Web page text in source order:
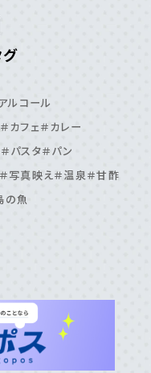
＃天⽂館周辺
＃鹿児島駅周辺
ルコール
＃カフェ＃カレー
＃パスタ＃パン
＃写真映え＃温泉＃甘酢
の魚